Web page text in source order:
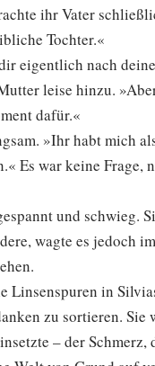
ihr Vater
Tochter.«
eigentlich nach
leise hinzu.
dafür.«
»Ihr habt mich
Es war keine Frage,
und schwieg.
wagte es jedoch
Linsenspuren in
zu sortieren. Sie
– der Schmerz,